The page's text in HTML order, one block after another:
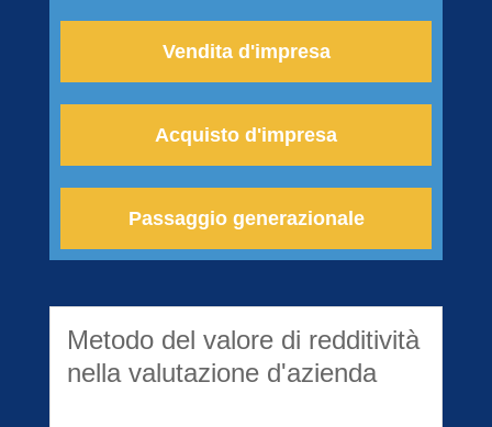
Vendita d'impresa
Acquisto d'impresa
Passaggio generazionale
Metodo del valore di redditività
nella valutazione d'azienda